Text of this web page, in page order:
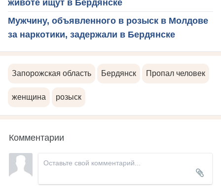
животе ищут в Бердянске
Мужчину, объявленного в розыск в Молдове
за наркотики, задержали в Бердянске
Запорожская область Бердянск Пропал человек
женщина розыск
Комментарии